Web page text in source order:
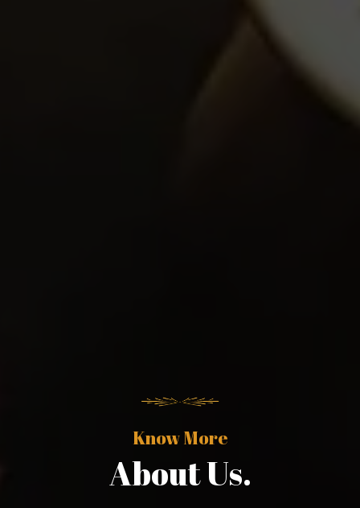
Know More
About Us.